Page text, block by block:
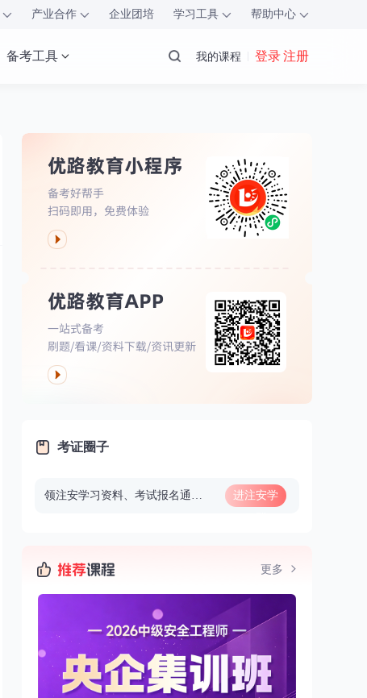
产业合作 企业团培 学习工具 帮助中心
备考工具 我的课程 登录 注册
考证圈子
领注安学习资料、考试报名通知、做题、看直播等
进注安学
更多